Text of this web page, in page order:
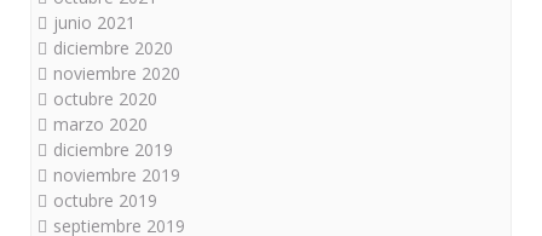
junio 2021
diciembre 2020
noviembre 2020
octubre 2020
marzo 2020
diciembre 2019
noviembre 2019
octubre 2019
septiembre 2019